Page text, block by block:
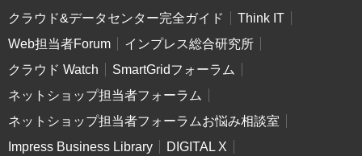
クラウド&データセンター完全ガイド
Think IT
Web担当者Forum
インプレス総合研究所
クラウド Watch
SmartGridフォーラム
ネットショップ担当者フォーラム
ネットショップ担当者フォーラムお悩み相談室
Impress Business Library
DIGITAL X